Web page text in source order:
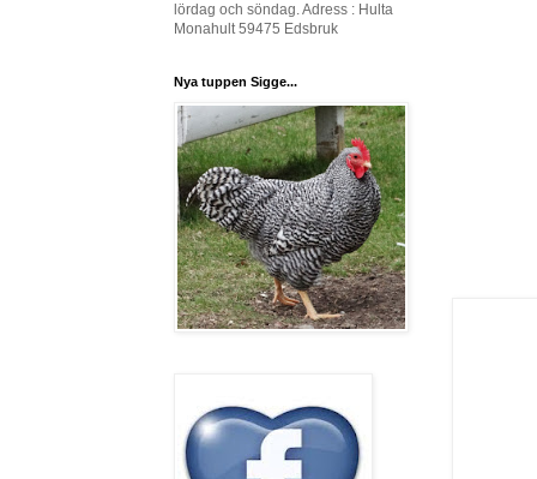
lördag och söndag. Adress : Hulta
Monahult 59475 Edsbruk
Nya tuppen Sigge...